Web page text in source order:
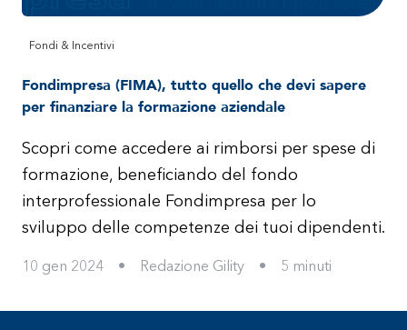
Fondi & Incentivi
Fondimpresa (FIMA), tutto quello che devi sapere
per finanziare la formazione aziendale
Scopri come accedere ai rimborsi per spese di
formazione, beneficiando del fondo
interprofessionale Fondimpresa per lo
sviluppo delle competenze dei tuoi dipendenti.
10 gen 2024 • Redazione Gility • 5 minuti